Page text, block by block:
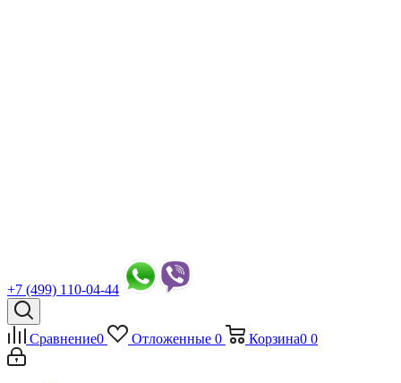
+7 (499) 110-04-44
Сравнение0 Отложенные 0 Корзина0 0